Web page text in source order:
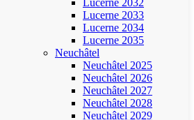
Lucerne 2032
Lucerne 2033
Lucerne 2034
Lucerne 2035
Neuchâtel
Neuchâtel 2025
Neuchâtel 2026
Neuchâtel 2027
Neuchâtel 2028
Neuchâtel 2029